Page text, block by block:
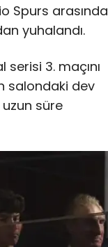
Spurs arasında
yuhalandı.
3. maçını
salondaki dev
süre